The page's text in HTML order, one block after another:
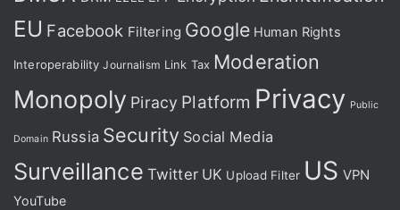
EU Facebook Filtering Google Human Rights
Interoperability Journalism Link Tax Moderation
Monopoly Piracy Platform Privacy Public
Domain Russia Security Social Media
Surveillance Twitter UK Upload Filter US VPN
YouTube